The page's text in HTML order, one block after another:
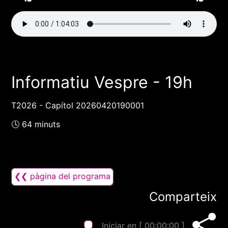
Informatiu Vespre - 19h
T2026 - Capítol 20260420190001
🕓 64 minuts
❮❮ pàgina del programa
Comparteix
Iniciar en [ 00:00:00 ]